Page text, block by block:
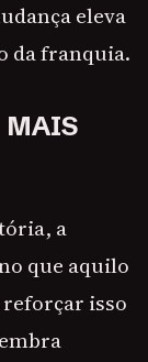
eleva
da franquia.
MAIS
a
que aquilo
isso